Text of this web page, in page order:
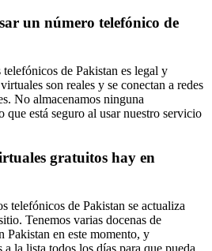
un número telefónico de
de Pakistan es legal y
son reales y se conectan a redes
No almacenamos ninguna
está seguro al usar nuestro servicio
gratuitos hay en
telefónicos de Pakistan se actualiza
Tenemos varias docenas de
Pakistan en este momento, y
la lista todos los días para que pueda